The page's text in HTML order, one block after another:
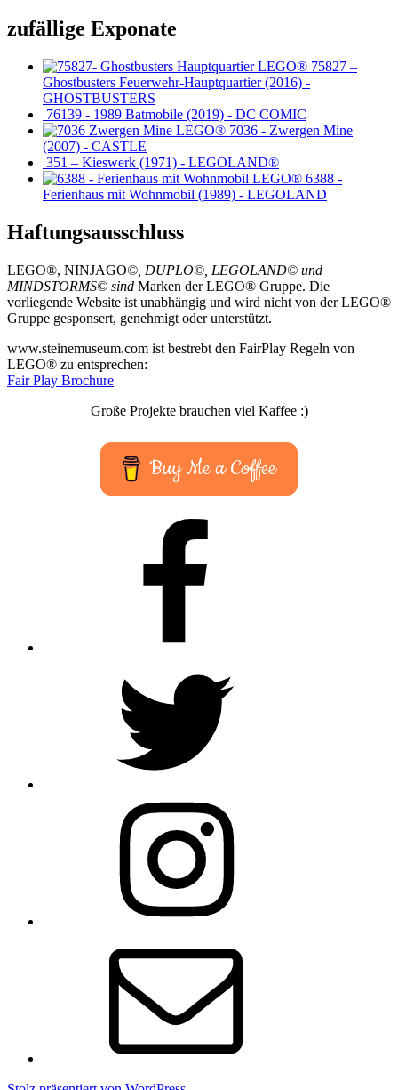
zufällige Exponate
75827 –
Ghostbusters Feuerwehr-Hauptquartier (2016) -
GHOSTBUSTERS
76139 - 1989 Batmobile (2019) - DC COMIC
7036 - Zwergen Mine
(2007) - CASTLE
351 – Kieswerk (1971) - LEGOLAND®
6388 -
Ferienhaus mit Wohnmobil (1989) - LEGOLAND
Haftungsausschluss
LEGO®, NINJAGO©, DUPLO©, LEGOLAND© und
MINDSTORMS© sind Marken der LEGO® Gruppe. Die
vorliegende Website ist unabhängig und wird nicht von der LEGO®
Gruppe gesponsert, genehmigt oder unterstützt.
www.steinemuseum.com ist bestrebt den FairPlay Regeln von
LEGO® zu entsprechen:
Fair Play Brochure
Große Projekte brauchen viel Kaffee :)
Buy Me a Coffee